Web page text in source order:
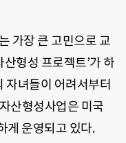
가장 큰 고민으로 교
형성 프로젝트’가 하
자녀들이 어려서부터
산형성사업은 미국
게 운영되고 있다.